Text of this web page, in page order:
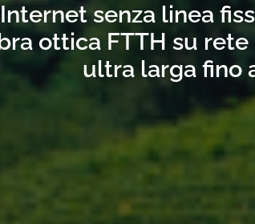
senza linea
ottica FTTH su
ultra larga fino